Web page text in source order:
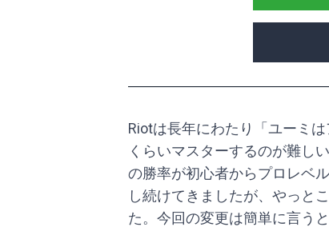
Riotは長年にわたり「ユーミ
くらいマスターするのが難し
の勝率が初心者からプロレベ
し続けてきましたが、やっと
た。今回の変更は簡単に言う